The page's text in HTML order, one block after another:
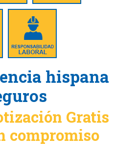
hispana
Gratis
compromiso